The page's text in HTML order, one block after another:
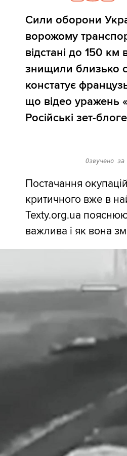
Сили оборони
ворожому
відстані до 150 км
знищили близько
констатує
що відео уражень
Російські зет-
Озвучено
Постачання
критичного вже в
Texty.org.ua
важлива і як вона